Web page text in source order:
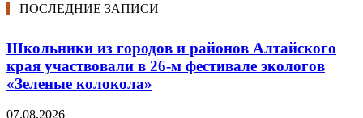
ПОСЛЕДНИЕ ЗАПИСИ
Школьники из городов и районов Алтайского
края участвовали в 26-м фестивале экологов
«Зеленые колокола»
07.08.2026